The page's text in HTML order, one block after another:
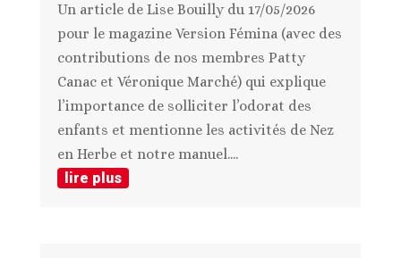
Un article de Lise Bouilly du 17/05/2026
pour le magazine Version Fémina (avec des
contributions de nos membres Patty
Canac et Véronique Marché) qui explique
l’importance de solliciter l’odorat des
enfants et mentionne les activités de Nez
en Herbe et notre manuel....
lire plus